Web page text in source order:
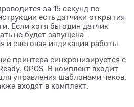
за 15 секунд по
есть датчики открытия
Если хотя бы один датчик
не будет запущена.
и световая индикация работы.
принтера синхронизируется с
OPOS. В комплект входит
управления шаблонами чеков.
входят в комплект.